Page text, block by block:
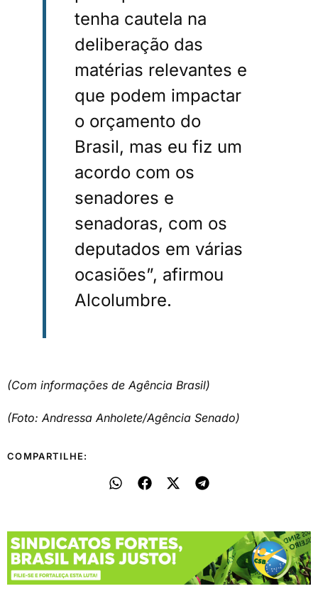
tenha cautela na
deliberação das
matérias relevantes e
que podem impactar
o orçamento do
Brasil, mas eu fiz um
acordo com os
senadores e
senadoras, com os
deputados em várias
ocasiões”, afirmou
Alcolumbre.
(Com informações de Agência Brasil)
(Foto: Andressa Anholete/Agência Senado)
COMPARTILHE: